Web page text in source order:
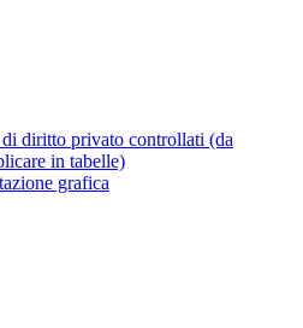
diritto privato controllati (da
in tabelle)
grafica